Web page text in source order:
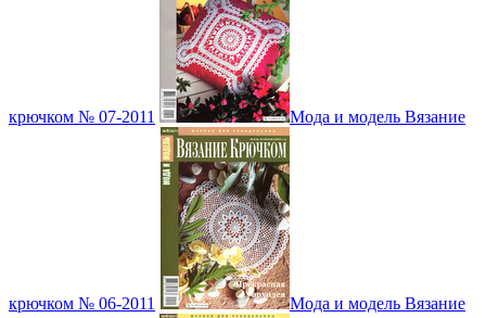
крючком № 07-2011 Мода и модель Вязание
крючком № 06-2011 Мода и модель Вязание